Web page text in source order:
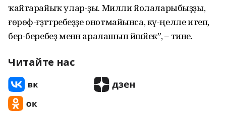
ҡайтарайыҡ улар-ҙы. Милли йолаларыбыҙҙы,
ғөрөф-ғәҙәттәребеҙҙе онотмайынса, кү-ңелле итеп,
бер-беребеҙ менән аралашып йәшәйек”, – тине.
Читайте нас